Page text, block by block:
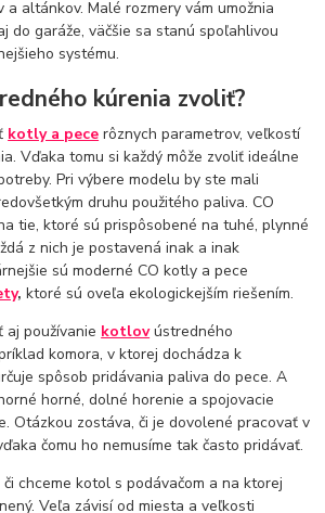
a altánkov. Malé rozmery vám umožnia
do garáže, väčšie sa stanú spoľahlivou
systému.
kúrenia zvoliť?
kotly a pece rôznych parametrov, veľkostí
Vďaka tomu si každý môže zvoliť ideálne
Pri výbere modelu by ste mali
druhu použitého paliva. CO
tie, ktoré sú prispôsobené na tuhé, plynné
z nich je postavená inak a inak
sú moderné CO kotly a pece
, ktoré sú oveľa ekologickejším riešením.
aj používanie kotlovústredného
komora, v ktorej dochádza k
spôsob pridávania paliva do pece. A
horné, dolné horenie a spojovacie
Otázkou zostáva, či je dovolené pracovať v
čomu ho nemusíme tak často pridávať.
chceme kotol s podávačom a na ktorej
Veľa závisí od miesta a veľkosti